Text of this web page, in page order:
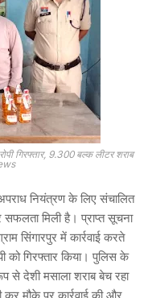
गिरफ्तार, 9.300 बल्क लीटर शराब
नियंत्रण के लिए संचालित
मिली है। प्राप्त सूचना
सिंगारपुर में कार्रवाई करते
गिरफ्तार किया। पुलिस के
से देशी मसाला शराब बेच रहा